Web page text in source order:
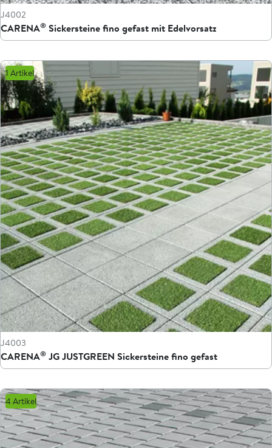
J4002
CARENA® Sickersteine fino gefast mit Edelvorsatz
1 Artikel
J4003
CARENA® JG JUSTGREEN Sickersteine fino gefast
4 Artikel